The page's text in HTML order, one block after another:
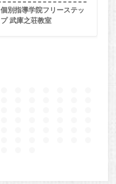
個別指導学院フリーステッ
プ 武庫之荘教室